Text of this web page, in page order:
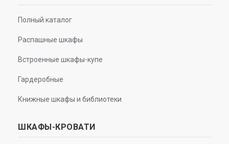
Полный каталог
Распашные шкафы
Встроенные шкафы-купе
Гардеробные
Книжные шкафы и библиотеки
ШКАФЫ-КРОВАТИ